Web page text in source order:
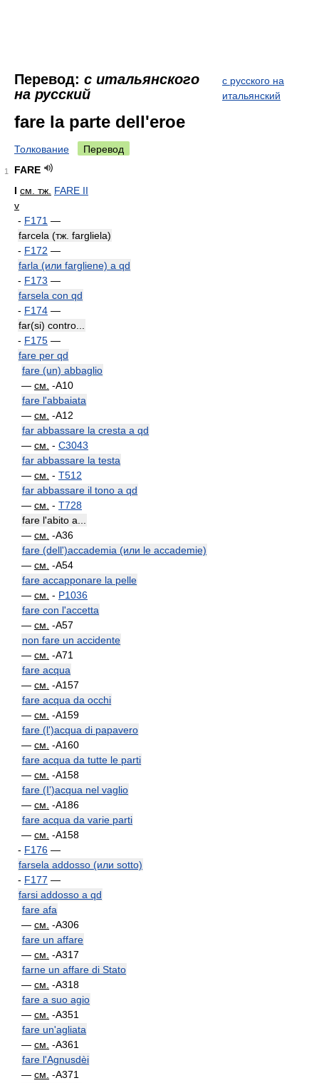
Перевод: с итальянского
на русский
с русского на
итальянский
fare la parte dell'eroe
Толкование Перевод
1
FARE
I см. тж. FARE II
v
- F171 —
farcela (тж. fargliela)
- F172 —
farla (или fargliene) a qd
- F173 —
farsela con qd
- F174 —
far(si) contro...
- F175 —
fare per qd
fare (un) abbaglio
— см. -A10
fare l'abbaiata
— см. -A12
far abbassare la cresta a qd
— см. - C3043
far abbassare la testa
— см. - T512
far abbassare il tono a qd
— см. - T728
fare l'abito a...
— см. -A36
fare (dell')accademia (или le accademie)
— см. -A54
fare accapponare la pelle
— см. - P1036
fare con l'accetta
— см. -A57
non fare un accidente
— см. -A71
fare acqua
— см. -A157
fare acqua da occhi
— см. -A159
fare (l')acqua di papavero
— см. -A160
fare acqua da tutte le parti
— см. -A158
fare (I')acqua nel vaglio
— см. -A186
fare acqua da varie parti
— см. -A158
- F176 —
farsela addosso (или sotto)
- F177 —
farsi addosso a qd
fare afa
— см. -A306
fare un affare
— см. -A317
farne un affare di Stato
— см. -A318
fare a suo agio
— см. -A351
fare un'agliata
— см. -A361
fare l'Agnusdèi
— см. -A371